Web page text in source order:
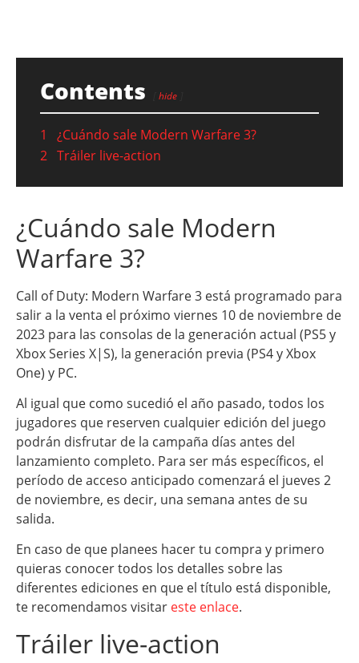
Contents hide
1
¿Cuándo sale Modern Warfare 3?
2 Tráiler live-action
¿Cuándo sale Modern
Warfare 3?
Call of Duty: Modern Warfare 3 está programado para
salir a la venta el próximo viernes 10 de noviembre de
2023 para las consolas de la generación actual (PS5 y
Xbox Series X|S), la generación previa (PS4 y Xbox
One) y PC.
Al igual que como sucedió el año pasado, todos los
jugadores que reserven cualquier edición del juego
podrán disfrutar de la campaña días antes del
lanzamiento completo. Para ser más específicos, el
período de acceso anticipado comenzará el jueves 2
de noviembre, es decir, una semana antes de su
salida.
En caso de que planees hacer tu compra y primero
quieras conocer todos los detalles sobre las
diferentes ediciones en que el título está disponible,
te recomendamos visitar este enlace.
Tráiler live-action